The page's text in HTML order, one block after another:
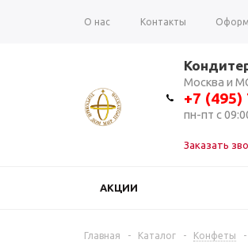
О нас Контакты
Москва и
+7 (495)
пн-пт с
Заказать
АКЦИИ
Главная - Каталог - Конфеты -